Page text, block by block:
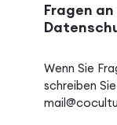
Fragen
Wenn Sie
schreiben